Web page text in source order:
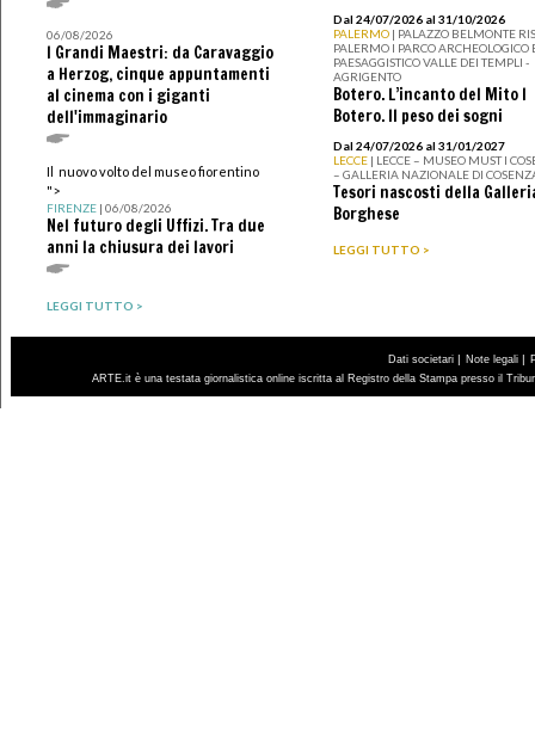
06/08/2026
I Grandi Maestri: da Caravaggio
a Herzog, cinque appuntamenti
al cinema con i giganti
dell'immaginario
Il nuovo volto del museo fiorentino
">
FIRENZE| 06/08/2026
Nel futuro degli Uffizi. Tra due
anni la chiusura dei lavori
LEGGI TUTTO >
Dal 24/07/2026 al 31/10/2026
PALERMO | PALAZZO BELMONTE
PALERMO I PARCO ARCHEOLOGICO
PAESAGGISTICO VALLE DEI TEMPLI -
AGRIGENTO
Botero. L’incanto del Mito I
Botero. Il peso dei sogni
Dal 24/07/2026 al 31/01/2027
LECCE | LECCE – MUSEO MUST I
– GALLERIA NAZIONALE DI
Tesori nascosti della
Borghese
LEGGI TUTTO >
Dati societari | Note legali |
ARTE.it è una testata giornalistica online iscritta al Registro della Stampa presso il